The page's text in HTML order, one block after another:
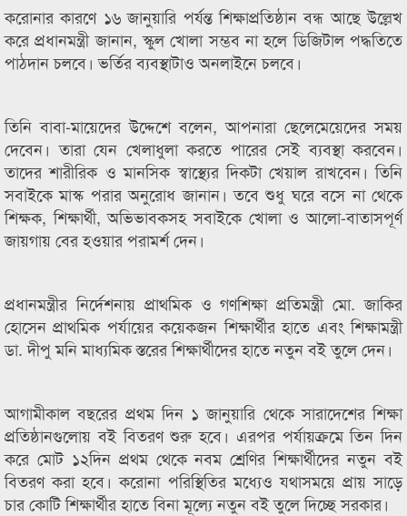
করোনার কারণে ১৬ জানুয়ারি পর্যন্ত শিক্ষাপ্রতিষ্ঠান বন্ধ আছে উল্লেখ
করে প্রধানমন্ত্রী জানান, স্কুল খোলা সম্ভব না হলে ডিজিটাল পদ্ধতিতে
পাঠদান চলবে। ভর্তির ব্যবস্থাটাও অনলাইনে চলবে।
তিনি বাবা-মায়েদের উদ্দেশে বলেন, আপনারা ছেলেমেয়েদের সময়
দেবেন। তারা যেন খেলাধুলা করতে পারের সেই ব্যবস্থা করবেন।
তাদের শারীরিক ও মানসিক স্বাস্থ্যের দিকটা খেয়াল রাখবেন। তিনি
সবাইকে মাস্ক পরার অনুরোধ জানান। তবে শুধু ঘরে বসে না থেকে
শিক্ষক, শিক্ষার্থী, অভিভাবকসহ সবাইকে খোলা ও আলো-বাতাসপূর্ণ
জায়গায় বের হওয়ার পরামর্শ দেন।
প্রধানমন্ত্রীর নির্দেশনায় প্রাথমিক ও গণশিক্ষা প্রতিমন্ত্রী মো. জাকির
হোসেন প্রাথমিক পর্যায়ের কয়েকজন শিক্ষার্থীর হাতে এবং শিক্ষামন্ত্রী
ডা. দীপু মনি মাধ্যমিক স্তরের শিক্ষার্থীদের হাতে নতুন বই তুলে দেন।
আগামীকাল বছরের প্রথম দিন ১ জানুয়ারি থেকে সারাদেশের শিক্ষা
প্রতিষ্ঠানগুলোয় বই বিতরণ শুরু হবে। এরপর পর্যায়ক্রমে তিন দিন
করে মোট ১২দিন প্রথম থেকে নবম শ্রেণির শিক্ষার্থীদের নতুন বই
বিতরণ করা হবে। করোনা পরিস্থিতির মধ্যেও যথাসময়ে প্রায় সাড়ে
চার কোটি শিক্ষার্থীর হাতে বিনা মূল্যে নতুন বই তুলে দিচ্ছে সরকার।